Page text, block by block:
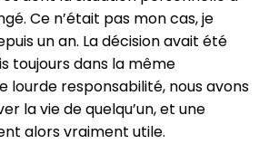
Ce n’était pas mon cas, je
un an. La décision avait été
toujours dans la même
lourde responsabilité, nous avons
la vie de quelqu’un, et une
alors vraiment utile.